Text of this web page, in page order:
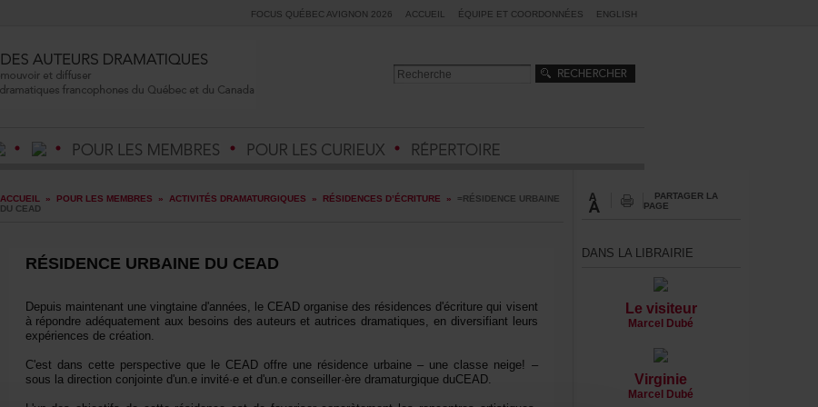
FOCUSQUÉBECAVIGNON2026 ACCUEIL ÉQUIPEETCOORDONNÉES ENGLISH
ACCUEIL » POURLESMEMBRES » ACTIVITÉSDRAMATURGIQUES » RÉSIDENCESD’ÉCRITURE »
=RÉSIDENCEURBAINE
DUCEAD
RÉSIDENCEURBAINEDUCEAD
Depuismaintenantunevingtained'années,leCEADorganisedesrésidencesd'écriturequivisent
àrépondreadéquatementauxbesoinsdesauteursetautricesdramatiques,endiversifiantleurs
expériencesdecréation.
C'estdanscetteperspectivequeleCEADoffreunerésidenceurbaine–uneclasseneige!–
sousladirectionconjointed'un.einvité·eetd'un.econseiller·èredramaturgiqueduCEAD.
PARTAGERLA
PAGE
DANSLALIBRAIRIE
Levisiteur
MarcelDubé
Virginie
MarcelDubé